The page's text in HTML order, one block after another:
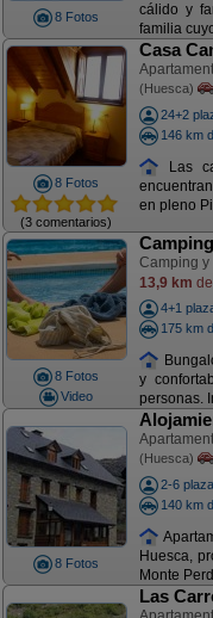
8 Fotos
cálido y
familia
8 Fotos
(3 comentarios)
Casa
(Huesca)
24+2
146 km
Las
en pleno
8 Fotos
Video
Camping y
13,9 km
4+1
175 km
y
personas.
8 Fotos
(Huesca)
2-6
140 km
Huesca,
Monte
Las